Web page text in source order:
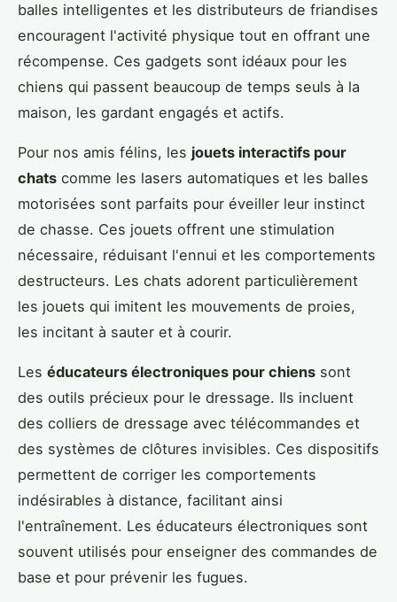
balles intelligentes et les distributeurs de friandises
encouragent l'activité physique tout en offrant une
récompense. Ces gadgets sont idéaux pour les
chiens qui passent beaucoup de temps seuls à la
maison, les gardant engagés et actifs.
Pour nos amis félins, les jouets interactifs pour
chats comme les lasers automatiques et les balles
motorisées sont parfaits pour éveiller leur instinct
de chasse. Ces jouets offrent une stimulation
nécessaire, réduisant l'ennui et les comportements
destructeurs. Les chats adorent particulièrement
les jouets qui imitent les mouvements de proies,
les incitant à sauter et à courir.
Les éducateurs électroniques pour chiens sont
des outils précieux pour le dressage. Ils incluent
des colliers de dressage avec télécommandes et
des systèmes de clôtures invisibles. Ces dispositifs
permettent de corriger les comportements
indésirables à distance, facilitant ainsi
l'entraînement. Les éducateurs électroniques sont
souvent utilisés pour enseigner des commandes de
base et pour prévenir les fugues.